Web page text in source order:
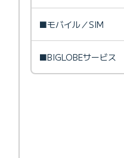
■モバイル／SIM
■BIGLOBEサービス